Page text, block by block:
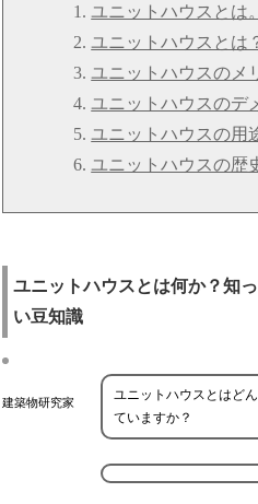
ユニットハウスとは。
ユニットハウスとは
ユニットハウスのメ
ユニットハウスのデ
ユニットハウスの用
ユニットハウスの歴
ユニットハウスとは何か？知
い豆知識
建築物研究家
ユニットハウスとはど
ていますか？